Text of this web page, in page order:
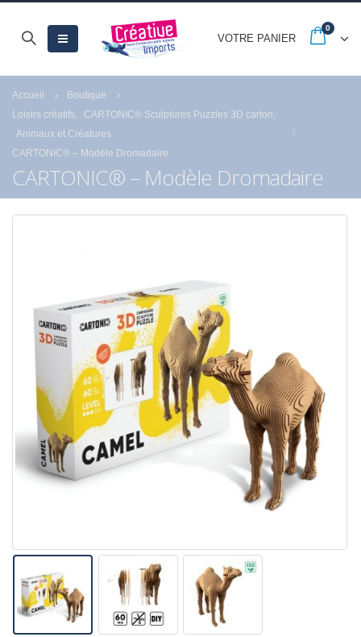
VOTRE PANIER
0
Accueil
Boutique
Loisirs créatifs
CARTONIC® Sculptures Puzzles 3D carton
Animaux et Créatures
CARTONIC® – Modèle Dromadaire
CARTONIC® – Modèle Dromadaire